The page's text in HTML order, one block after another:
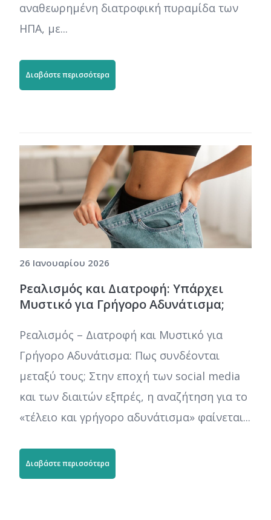
αναθεωρημένη διατροφική πυραμίδα των
ΗΠΑ, με...
Διαβάστε περισσότερα
26 Ιανουαρίου 2026
Ρεαλισμός και Διατροφή: Υπάρχει
Μυστικό για Γρήγορο Αδυνάτισμα;
Ρεαλισμός – Διατροφή και Μυστικό για
Γρήγορο Αδυνάτισμα: Πως συνδέονται
μεταξύ τους; Στην εποχή των social media
και των διαιτών εξπρές, η αναζήτηση για το
«τέλειο και γρήγορο αδυνάτισμα» φαίνεται...
Διαβάστε περισσότερα